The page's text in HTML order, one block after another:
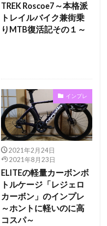
TREK Roscoe7～本格派
トレイルバイク兼街乗
りMTB復活記その１～
インプレ
2021年2月24日
2021年8月23日
ELITEの軽量カーボンボ
トルケージ「レジェロ
カーボン」のインプレ
～ホントに軽いのに高
コスパ～